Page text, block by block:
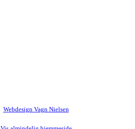
Webdesign Vagn Nielsen